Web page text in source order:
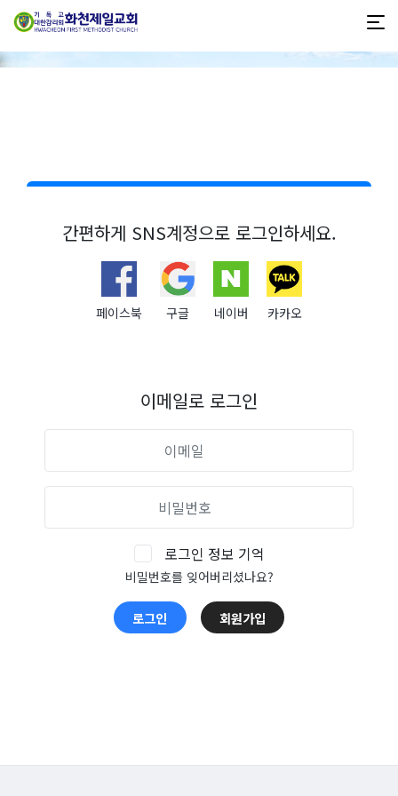
간편하게 SNS계정으로 로그인하세요.
페이스북 구글 네이버 카카오
이메일로 로그인
로그인 정보 기억
비밀번호를 잊어버리셨나요?
로그인 회원가입